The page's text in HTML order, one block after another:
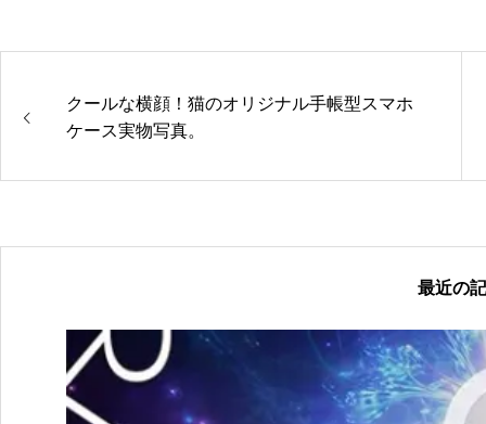
クールな横顔！猫のオリジナル手帳型スマホ
ケース実物写真。
最近の